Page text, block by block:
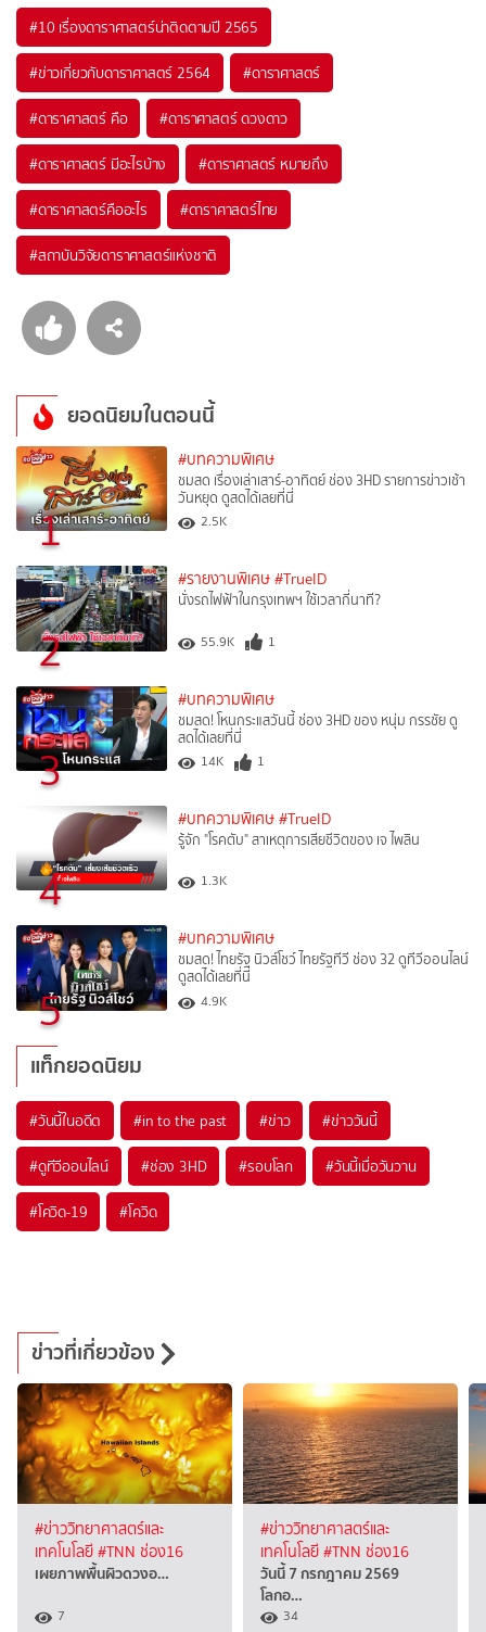
#10 เรื่องดาราศาสตร์น่าติดตามปี 2565
#ข่าวเกี่ยวกับดาราศาสตร์ 2564 #ดาราศาสตร์
#ดาราศาสตร์ คือ #ดาราศาสตร์ ดวงดาว
#ดาราศาสตร์ มีอะไรบ้าง #ดาราศาสตร์ หมายถึง
#ดาราศาสตร์คืออะไร #ดาราศาสตร์ไทย
#สถาบันวิจัยดาราศาสตร์แห่งชาติ
ยอดนิยมในตอนนี้
1
#บทความพิเศษ
ชมสด เรื่องเล่าเสาร์-อาทิตย์ ช่อง 3HD รายการข่าวเช้า
วันหยุด ดูสดได้เลยที่นี่
2.5K
2
#รายงานพิเศษ #TrueID
นั่งรถไฟฟ้าในกรุงเทพฯ ใช้เวลากี่นาที?
55.9K 1
3
#บทความพิเศษ
ชมสด! โหนกระแสวันนี้ ช่อง 3HD ของ หนุ่ม กรรชัย ดู
สดได้เลยที่นี่
14K 1
4
#บทความพิเศษ #TrueID
รู้จัก "โรคตับ" สาเหตุการเสียชีวิตของ เจ ไพลิน
1.3K
5
#บทความพิเศษ
ชมสด! ไทยรัฐ นิวส์โชว์ ไทยรัฐทีวี ช่อง 32 ดูทีวีออนไลน์
ดูสดได้เลยที่นี่
4.9K
แท็กยอดนิยม
#วันนี้ในอดีต #in to the past #ข่าว #ข่าววันนี้
#ดูทีวีออนไลน์ #ช่อง 3HD #รอบโลก #วันนี้เมื่อวันวาน
#โควิด-19 #โควิด
ข่าวที่เกี่ยวข้อง
#ข่าววิทยาศาสตร์และ
เทคโนโลยี#TNN ช่อง16
เผยภาพพื้นผิวดวงอ…
7
#ข่าววิทยาศาสตร์และ
เทคโนโลยี#TNN ช่อง16
วันนี้ 7 กรกฎาคม 2569
โลกอ…
34